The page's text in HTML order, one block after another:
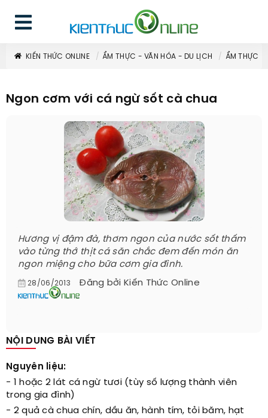
KIẾN THỨC ONLINE ẨM THỰC - VĂN HÓA - DU LỊCH ẨM THỰC
Ngon cơm với cá ngừ sốt cà chua
Hương vị đậm đà, thơm ngon của nước sốt thấm
vào từng thớ thịt cá săn chắc đem đến món ăn
ngon miệng cho bữa cơm gia đình.
28/06/2013 Đăng bởi Kiến Thức Online
NỘI DUNG BÀI VIẾT
Nguyên liệu:
- 1 hoặc 2 lát cá ngừ tươi (tùy số lượng thành viên
trong gia đình)
- 2 quả cà chua chín, dầu ăn, hành tím, tỏi băm, hạt